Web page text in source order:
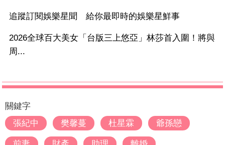
追蹤訂閱娛樂星聞 給你最即時的娛樂星鮮事
2026全球百大美女「台版三上悠亞」林莎首入圍！將與
周...
關鍵字
張紀中
樊馨蔓 杜星霖 爺孫戀